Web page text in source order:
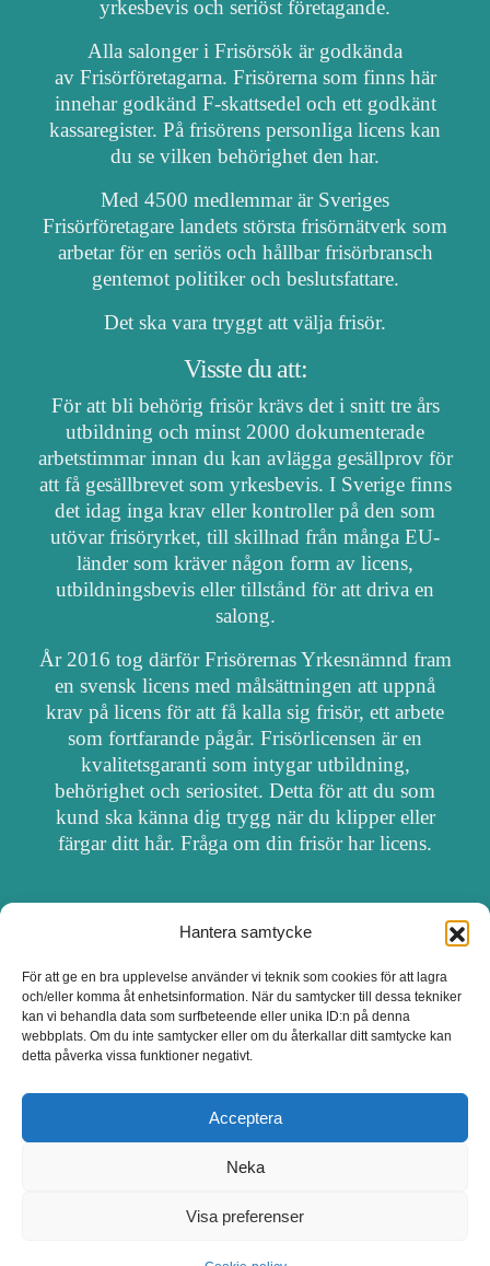
Hantera samtycke
För att ge en bra upplevelse använder vi teknik som cookies för att lagra
och/eller komma åt enhetsinformation. När du samtycker till dessa tekniker
kan vi behandla data som surfbeteende eller unika ID:n på denna
webbplats. Om du inte samtycker eller om du återkallar ditt samtycke kan
detta påverka vissa funktioner negativt.
Acceptera
Neka
Visa preferenser
yrkesbevis och seriöst företagande.
Alla salonger i Frisörsök är godkända
av Frisörföretagarna. Frisörerna som finns här
innehar godkänd F-skattsedel och ett godkänt
kassaregister. På frisörens personliga licens kan
du se vilken behörighet den har.
Med 4500 medlemmar är Sveriges
Frisörföretagare landets största frisörnätverk som
arbetar för en seriös och hållbar frisörbransch
gentemot politiker och beslutsfattare.
Det ska vara tryggt att välja frisör.
Visste du att:
För att bli behörig frisör krävs det i snitt tre års
utbildning och minst 2000 dokumenterade
arbetstimmar innan du kan avlägga gesällprov för
att få gesällbrevet som yrkesbevis. I Sverige finns
det idag inga krav eller kontroller på den som
utövar frisöryrket, till skillnad från många EU-
länder som kräver någon form av licens,
utbildningsbevis eller tillstånd för att driva en
salong.
År 2016 tog därför Frisörernas Yrkesnämnd fram
en svensk licens med målsättningen att uppnå
krav på licens för att få kalla sig frisör, ett arbete
som fortfarande pågår. Frisörlicensen är en
kvalitetsgaranti som intygar utbildning,
behörighet och seriositet. Detta för att du som
kund ska känna dig trygg när du klipper eller
färgar ditt hår. Fråga om din frisör har licens.
OM FRISÖRSÖK
UPPDATERA SALONG